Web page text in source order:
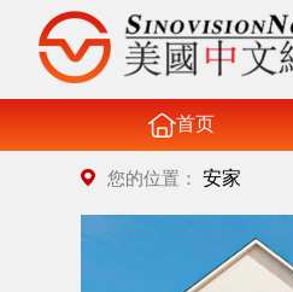
首页
您的位置：安家